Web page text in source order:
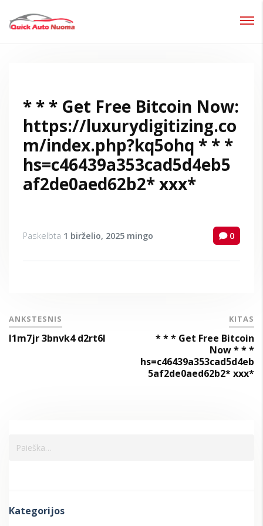
* * * Get Free Bitcoin Now:
https://luxurydigitizing.co
m/index.php?kq5ohq * * *
hs=c46439a353cad5d4eb5
af2de0aed62b2* ххх*
Paskelbta 1 birželio, 2025 mingo 0
ANKSTESNIS
l1m7jr 3bnvk4 d2rt6l
KITAS
* * * Get Free Bitcoin
Now * * *
hs=c46439a353cad5d4eb
5af2de0aed62b2* ххх*
Kategorijos